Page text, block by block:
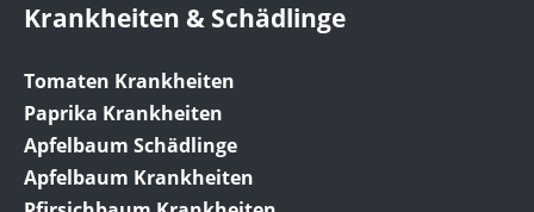
Krankheiten & Schädlinge
Tomaten Krankheiten
Paprika Krankheiten
Apfelbaum Schädlinge
Apfelbaum Krankheiten